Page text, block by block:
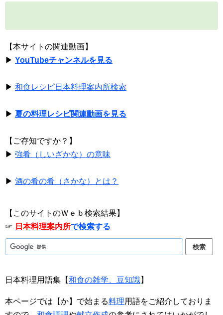
【本サイトの関連動画】
▶ YouTubeチャンネルを見る
▶ 和食レシピ日本料理案内所検索
▶ 夏の料理レシピ関連動画を見る
【ご存知ですか？】
▶ 強肴（しいざかな）の意味
▶ 酒の肴の肴（さかな）とは？
【このサイトのＷｅｂ検索結果】
☞ 日本料理案内所で検索する
日本料理用語集【和食の雑学、豆知識】
本ページでは【か】で始まる料理用語をご紹介しておりま